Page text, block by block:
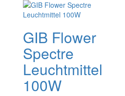
GIB Flower
Spectre
Leuchtmittel
100W